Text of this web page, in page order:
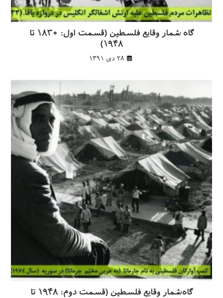
گاه شمار وقایع فلسطین (قسمت اول: ۱۸۳۰ تا
۱۹۴۸)
۲۸ دی ۱۳۹۱
گاه‌شمار وقایع فلسطین (قسمت دوم: ۱۹۴۸ تا